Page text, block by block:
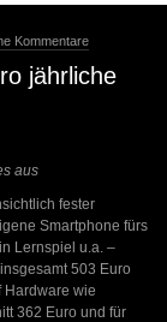
Kommentare
jährliche
aus
fester
Smartphone fürs
Lernspiel u.a. –
insgesamt 503 Euro
Hardware wie
362 Euro und für